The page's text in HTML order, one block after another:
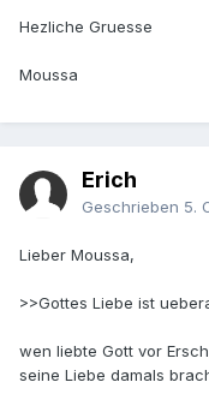
Hezliche Gruesse
Moussa
Erich
Geschrieben 5.
Lieber Moussa,
>>Gottes Liebe ist
wen liebte Gott vor
seine Liebe damals